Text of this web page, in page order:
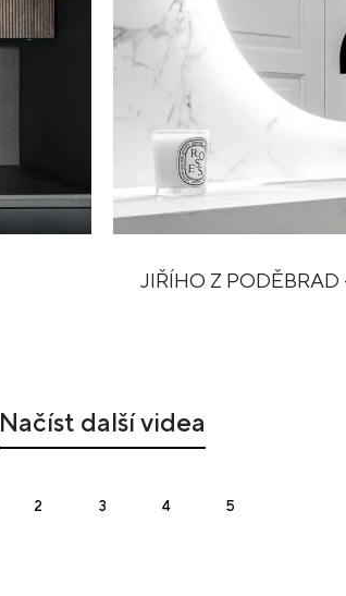
JIŘÍHO Z
Načíst další videa
2 3 4 5